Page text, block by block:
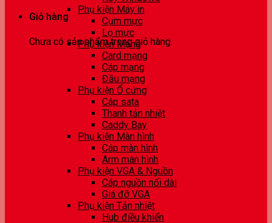
Giỏ hàng
Chưa có sản phẩm trong giỏ hàng.
Phụ kiện Máy in
Cụm mực
Lọ mực
Phụ kiện Mạng
Card mạng
Cáp mạng
Đầu mạng
Phụ kiện Ổ cứng
Cáp sata
Thanh tản nhiệt
Caddy Bay
Phụ kiện Màn hình
Cáp màn hình
Arm màn hình
Phụ kiện VGA & Nguồn
Cáp nguồn nối dài
Giá đỡ VGA
Phụ kiện Tản nhiệt
Hub điều khiển